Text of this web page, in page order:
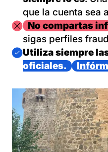
que la cuenta sea
ImagenNo compartas
sigas perfiles
Imagen
Utiliza siempre
oficiales.